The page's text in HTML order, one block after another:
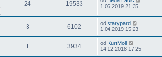
24 19533
1.06.2019 21:35
3 6102 od starypard
1.04.2019 15:23
1 3934 od KurtMoll
14.12.2018 17:25